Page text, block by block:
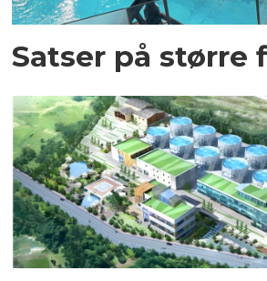
Satser på større